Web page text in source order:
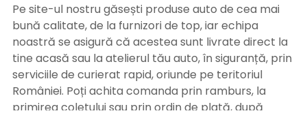
Pe site-ul nostru găsești produse auto de cea mai
bună calitate, de la furnizori de top, iar echipa
noastră se asigură că acestea sunt livrate direct la
tine acasă sau la atelierul tău auto, în siguranță, prin
serviciile de curierat rapid, oriunde pe teritoriul
României. Poți achita comanda prin ramburs, la
primirea coletului sau prin ordin de plată, după